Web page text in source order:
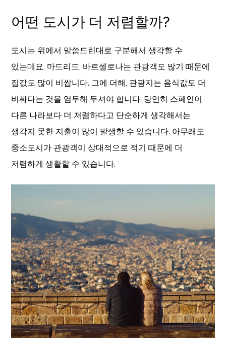
어떤 도시가 더 저렴할까?
도시는 위에서 말씀드린대로 구분해서 생각할 수
있는데요, 마드리드, 바르셀로나는 관광객도 많기 때문에
집값도 많이 비쌉니다. 그에 더해, 관광지는 음식값도 더
비싸다는 것을 염두해 두셔야 합니다. 당연히 스페인이
다른 나라보다 더 저렴하다고 단순하게 생각해서는
생각지 못한 지출이 많이 발생할 수 있습니다. 아무래도
중소도시가 관광객이 상대적으로 적기 때문에 더
저렴하게 생활할 수 있습니다.